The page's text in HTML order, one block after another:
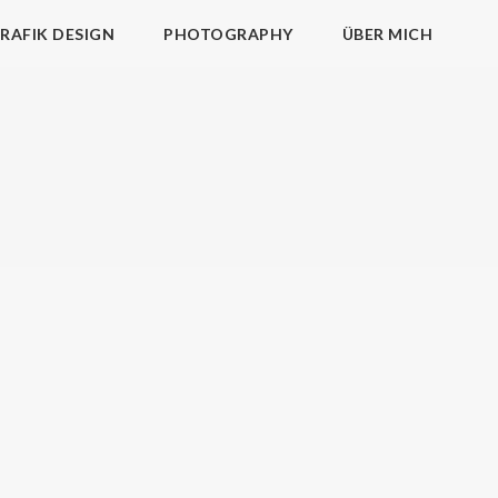
DESIGN PHOTOGRAPHY ÜBER MICH